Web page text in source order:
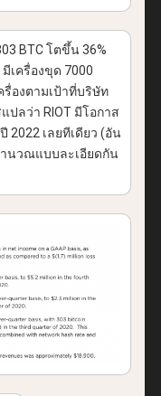
BTC โตขึ้น 36%
เครื่องขุด 7000
รื่องตามเป้าที่บริษัท
ปลว่า RIOT มีโอกาส
2022 เลยทีเดียว (อัน
นวณแบบละเอียดกัน